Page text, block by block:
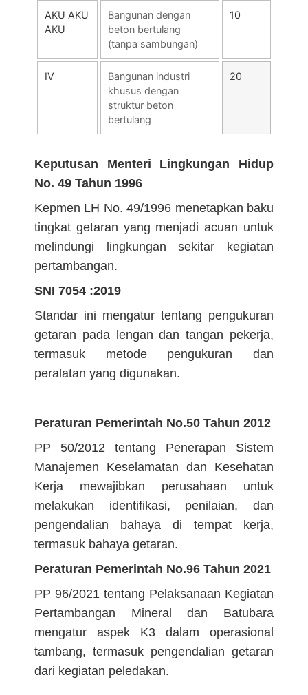
AKU AKU
AKU
Bangunan dengan
beton bertulang
(tanpa sambungan)
10
IV
Bangunan industri
khusus dengan
struktur beton
bertulang
20
Keputusan Menteri Lingkungan Hidup
No. 49 Tahun 1996
Kepmen LH No. 49/1996 menetapkan baku
tingkat getaran yang menjadi acuan untuk
melindungi lingkungan sekitar kegiatan
pertambangan.
SNI 7054 :2019
Standar ini mengatur tentang pengukuran
getaran pada lengan dan tangan pekerja,
termasuk metode pengukuran dan
peralatan yang digunakan.
Peraturan Pemerintah No.50 Tahun 2012
PP 50/2012 tentang Penerapan Sistem
Manajemen Keselamatan dan Kesehatan
Kerja mewajibkan perusahaan untuk
melakukan identifikasi, penilaian, dan
pengendalian bahaya di tempat kerja,
termasuk bahaya getaran.
Peraturan Pemerintah No.96 Tahun 2021
PP 96/2021 tentang Pelaksanaan Kegiatan
Pertambangan Mineral dan Batubara
mengatur aspek K3 dalam operasional
tambang, termasuk pengendalian getaran
dari kegiatan peledakan.